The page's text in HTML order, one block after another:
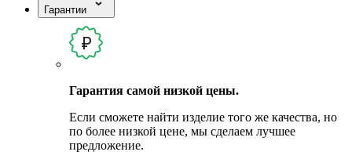
Гарантии
Гарантия самой низкой цены.
Если сможете найти изделие того же качества, но
по более низкой цене, мы сделаем лучшее
предложение.